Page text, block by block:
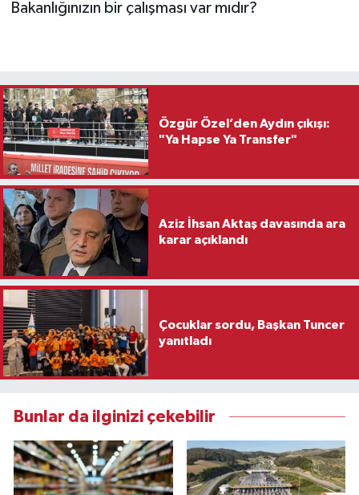
Bakanlığınızın bir çalışması var mıdır?
Özgür Özel’den Aydın çıkışı:
"Ya Hapse Ya Transfer"
Aziz İhsan Aktaş davasında ara
karar açıklandı
Çocuklar sordu, Başkan Tuncer
yanıtladı
Bunlar da ilginizi çekebilir